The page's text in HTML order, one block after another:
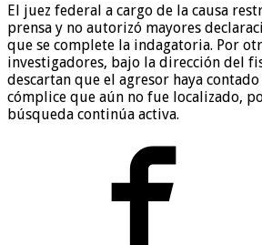
El juez federal a cargo de la causa
prensa y no autorizó mayores
que se complete la indagatoria. Por
investigadores, bajo la dirección del
descartan que el agresor haya
cómplice que aún no fue localizado,
búsqueda continúa activa.